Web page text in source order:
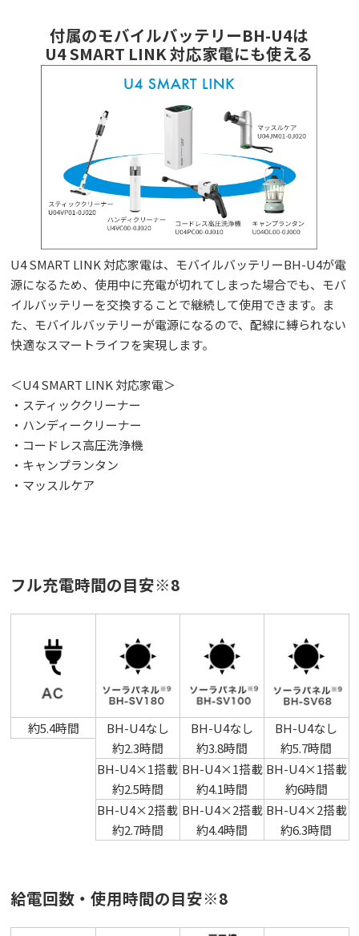
付属のモバイルバッテリーBH-U4は
U4 SMART LINK 対応家電にも使える
U4 SMART LINK 対応家電は、モバイルバッテリーBH-U4が電
源になるため、使用中に充電が切れてしまった場合でも、モバ
イルバッテリーを交換することで継続して使用できます。ま
た、モバイルバッテリーが電源になるので、配線に縛られない
快適なスマートライフを実現します。
＜U4 SMART LINK 対応家電＞
・スティッククリーナー
・ハンディークリーナー
・コードレス高圧洗浄機
・キャンプランタン
・マッスルケア
フル充電時間の目安※8
約5.4時間
BH-U4なし
約2.3時間
BH-U4×1搭載
約2.5時間
BH-U4×2搭載
約2.7時間
BH-U4なし
約3.8時間
BH-U4×1搭載
約4.1時間
BH-U4×2搭載
約4.4時間
BH-U4なし
約5.7時間
BH-U4×1搭載
約6時間
BH-U4×2搭載
約6.3時間
給電回数・使用時間の目安※8